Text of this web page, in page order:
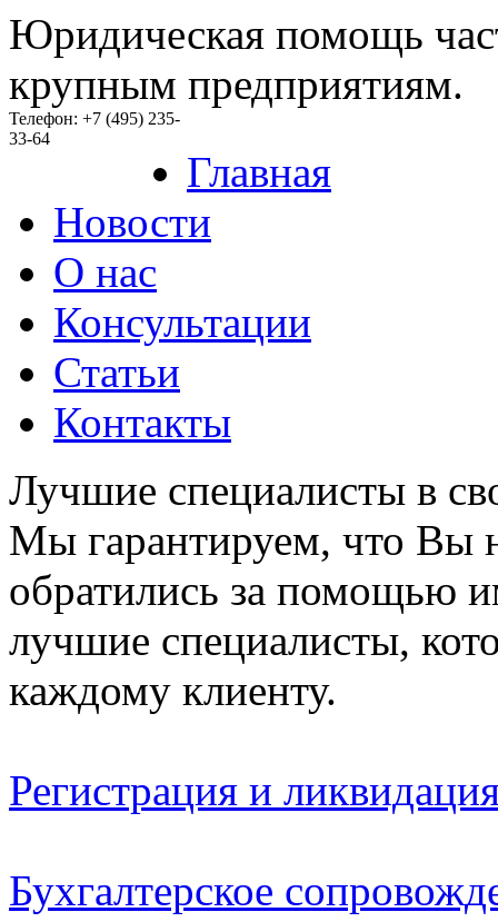
Юридическая помощь
крупным предприятиям.
Телефон: +7 (495) 235-
33-64
Главная
Новости
O нас
Консультации
Статьи
Контакты
Лучшие специалисты в
Мы гарантируем, что Вы
обратились за помощью
лучшие специалисты,
каждому клиенту.
Регистрация и
Бухгалтерское